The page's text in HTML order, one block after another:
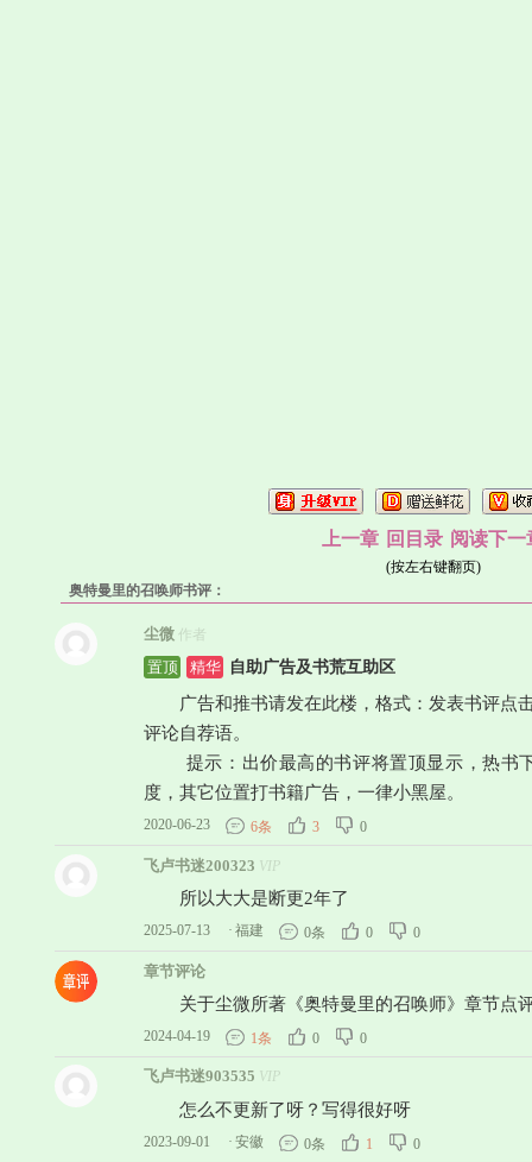
上一章 回目录 阅读下一
(按左右键翻页)
奥特曼里的召唤师书评：
尘微 作者
置顶
精华 自助广告及书荒互助区
广告和推书请发在此楼，格式：发表书评点击
评论自荐语。
提示：出价最高的书评将置顶显示，热书
度，其它位置打书籍广告，一律小黑屋。
2020-06-23 6条 3 0
飞卢书迷200323 VIP
所以大大是断更2年了
2025-07-13 · 福建 0条 0 0
章节评论
关于尘微所著《奥特曼里的召唤师》章节点
2024-04-19 1条 0 0
飞卢书迷903535 VIP
怎么不更新了呀？写得很好呀
2023-09-01 · 安徽 0条 1 0